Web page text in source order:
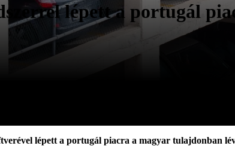
lépett a portugál
lépett a portugál piacra a magyar tulajdonban